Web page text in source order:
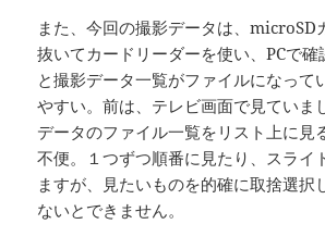
また、今回の撮影データは、microSD
抜いてカードリーダーを使い、PCで確
と撮影データ一覧がファイルになって
やすい。前は、テレビ画面で見ていま
データのファイル一覧をリスト上に見
不便。１つずつ順番に見たり、スライ
ますが、見たいものを的確に取捨選択
ないとできません。